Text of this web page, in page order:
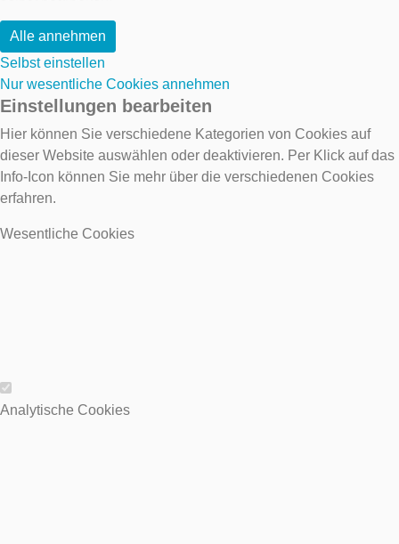
Alle annehmen
Selbst einstellen
Nur wesentliche Cookies annehmen
Einstellungen bearbeiten
Hier können Sie verschiedene Kategorien von Cookies auf
dieser Website auswählen oder deaktivieren. Per Klick auf das
Info-Icon können Sie mehr über die verschiedenen Cookies
erfahren.
Wesentliche Cookies
Wesentliche Cookies
Analytische Cookies